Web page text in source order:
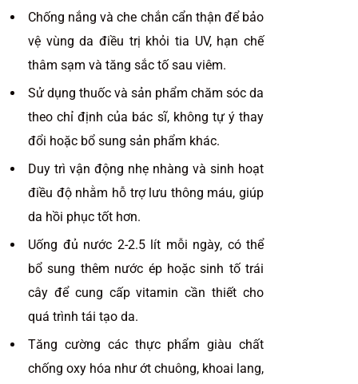
Chống nắng và che chắn cẩn thận để bảo
vệ vùng da điều trị khỏi tia UV, hạn chế
thâm sạm và tăng sắc tố sau viêm.
Sử dụng thuốc và sản phẩm chăm sóc da
theo chỉ định của bác sĩ, không tự ý thay
đổi hoặc bổ sung sản phẩm khác.
Duy trì vận động nhẹ nhàng và sinh hoạt
điều độ nhằm hỗ trợ lưu thông máu, giúp
da hồi phục tốt hơn.
Uống đủ nước 2-2.5 lít mỗi ngày, có thể
bổ sung thêm nước ép hoặc sinh tố trái
cây để cung cấp vitamin cần thiết cho
quá trình tái tạo da.
Tăng cường các thực phẩm giàu chất
chống oxy hóa như ớt chuông, khoai lang,